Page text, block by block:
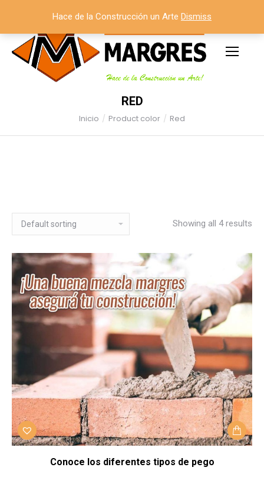
RED
Inicio Product color Red
Showing all 4 results
Conoce los diferentes tipos de pego
Hace de la Construcción un Arte Dismiss